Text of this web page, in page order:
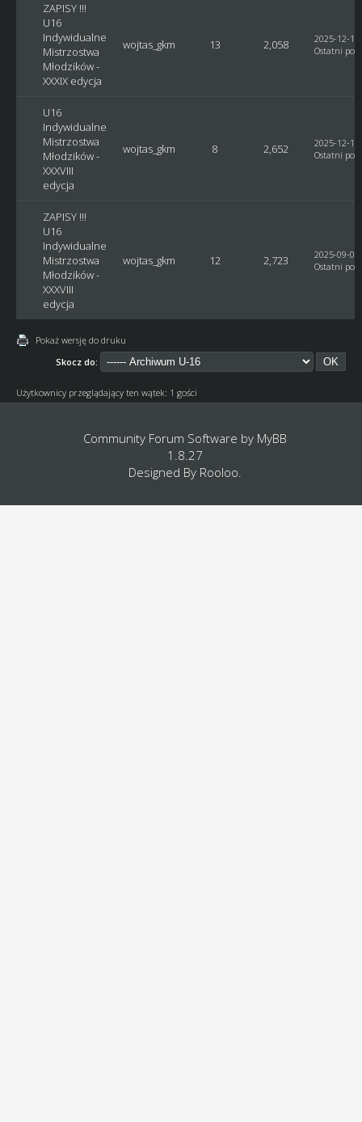
ZAPISY !!!
U16
Indywidualne
Mistrzostwa
Młodzików -
XXXIX edycja
wojtas_gkm 13 2,058
2025-12-
Ostatni post
U16
Indywidualne
Mistrzostwa
Młodzików -
XXXVIII
edycja
wojtas_gkm 8 2,652
2025-12-
Ostatni post
ZAPISY !!!
U16
Indywidualne
Mistrzostwa
Młodzików -
XXXVIII
edycja
wojtas_gkm 12 2,723
2025-09-
Ostatni post
Pokaż wersję do druku
Skocz do:
Użytkownicy przeglądający ten wątek: 1 gości
Community Forum Software by MyBB
1.8.27
Designed By Rooloo.